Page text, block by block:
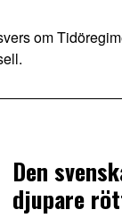
om
Den
djupare